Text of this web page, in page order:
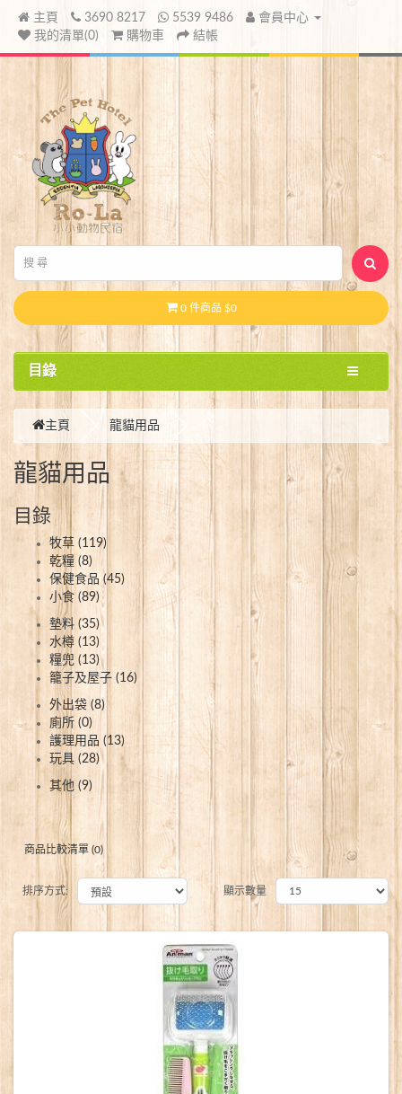
主頁 3690 8217 5539 9486
會員中心
我的清單(0)
購物車 結帳
0 件商品 $0
目錄
主頁 龍貓用品
龍貓用品
目錄
牧草 (119)
乾糧 (8)
保健食品 (45)
小食 (89)
墊料 (35)
水樽 (13)
糧兜 (13)
籠子及屋子 (16)
外出袋 (8)
廁所 (0)
護理用品 (13)
玩具 (28)
其他 (9)
商品比較清單 (0)
排序方式: 顯示數量